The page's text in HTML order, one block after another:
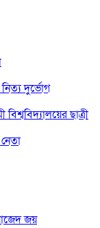
দুর্ভোগ
ছাত্রী
জয়